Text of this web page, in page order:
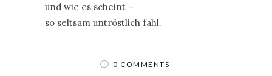
und wie es scheint –
so seltsam untröstlich fahl.
0 COMMENTS